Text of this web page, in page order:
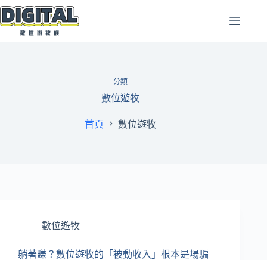
跳
至
分類
數位遊牧
首頁 數位遊牧
數位遊牧
躺著賺？數位遊牧的「被動收入」根本是場騙